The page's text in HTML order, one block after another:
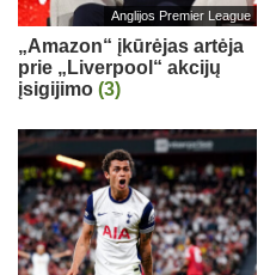
Anglijos Premier League
„Amazon“ įkūrėjas artėja
prie „Liverpool“ akcijų
įsigijimo (3)